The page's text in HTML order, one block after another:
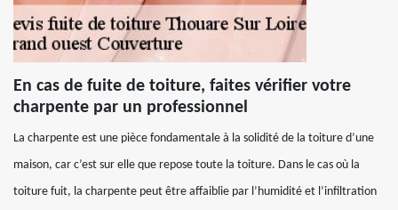
En cas de fuite de toiture, faites vérifier votre
charpente par un professionnel
La charpente est une pièce fondamentale à la solidité de la toiture d’une
maison, car c’est sur elle que repose toute la toiture. Dans le cas où la
toiture fuit, la charpente peut être affaiblie par l’humidité et l’infiltration